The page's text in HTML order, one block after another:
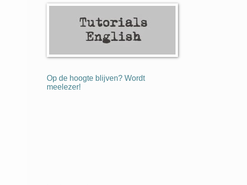
Op de hoogte blijven? Wordt
meelezer!